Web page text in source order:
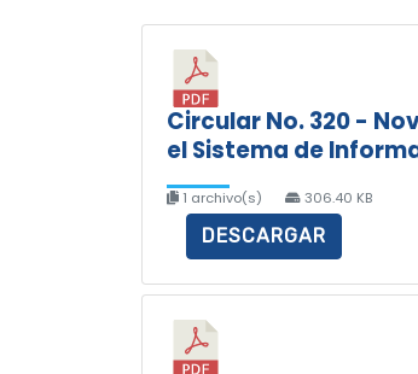
Circular No. 320 -
el Sistema de
1 archivo(s) 306.40 KB
DESCARGAR